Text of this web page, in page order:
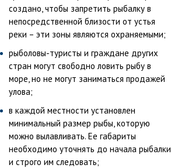
создано, чтобы запретить рыбалку в
непосредственной близости от устья
реки – эти зоны являются охраняемыми;
рыболовы-туристы и граждане других
стран могут свободно ловить рыбу в
море, но не могут заниматься продажей
улова;
в каждой местности установлен
минимальный размер рыбы, которую
можно вылавливать. Ее габариты
необходимо уточнять до начала рыбалки
и строго им следовать;